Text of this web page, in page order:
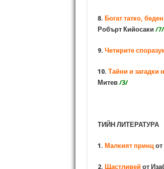
8. Богат татко,
Робърт Кийосаки /7/
9. Четирите
10. Тайни и загадки
Митев /3/
ТИЙН ЛИТЕРАТУРА
1. Малкият принцот
2. Щастливейот